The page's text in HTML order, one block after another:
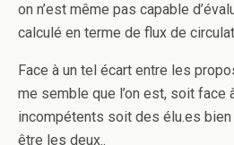
on n’est même pas capable
calculé en terme de flux de
Face à un tel écart entre les
me semble que l’on est, soit face
incompétents soit des élu.es
être les deux..